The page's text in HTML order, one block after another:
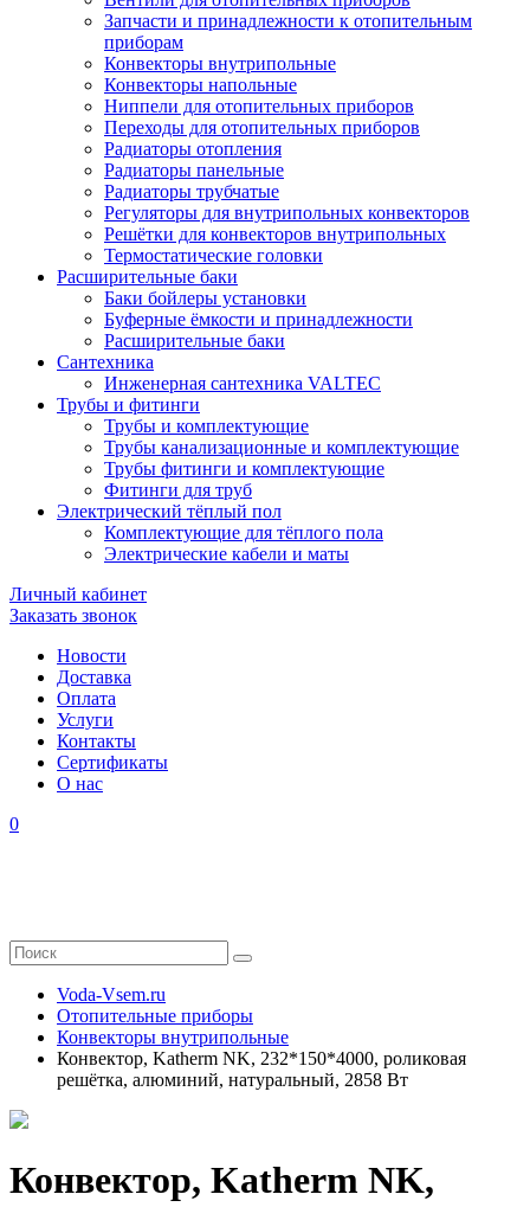
Запчасти и принадлежности к отопительным
приборам
Конвекторы внутрипольные
Конвекторы напольные
Ниппели для отопительных приборов
Переходы для отопительных приборов
Радиаторы отопления
Радиаторы панельные
Радиаторы трубчатые
Регуляторы для внутрипольных конвекторов
Решётки для конвекторов внутрипольных
Термостатические головки
Расширительные баки
Баки бойлеры установки
Буферные ёмкости и принадлежности
Расширительные баки
Сантехника
Инженерная сантехника VALTEC
Трубы и фитинги
Трубы и комплектующие
Трубы канализационные и комплектующие
Трубы фитинги и комплектующие
Фитинги для труб
Электрический тёплый пол
Комплектующие для тёплого пола
Электрические кабели и маты
Личный кабинет
Заказать звонок
Новости
Доставка
Оплата
Услуги
Контакты
Cертификаты
О нас
0
Voda-Vsem.ru
Отопительные приборы
Конвекторы внутрипольные
Конвектор, Katherm NK, 232*150*4000, роликовая
решётка, алюминий, натуральный, 2858 Вт
Конвектор, Katherm NK,